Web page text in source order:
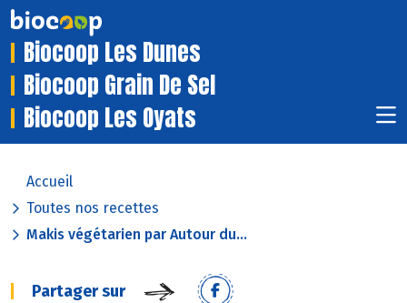
Biocoop Les Dunes
Biocoop Grain De Sel
Biocoop Les Oyats
Accueil
Toutes nos recettes
Makis végétarien par Autour du...
Partager sur